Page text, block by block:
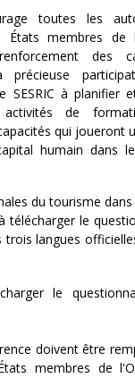
toutes les
États membres de
des
précieuse
SESRIC à
activités de
qui joueront
humain dans
du tourisme
télécharger le
trois langues
le
doivent être
membres de